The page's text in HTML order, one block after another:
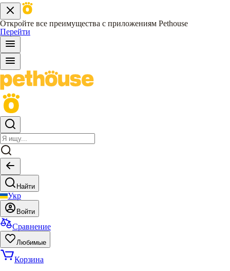
Откройте все преимущества с приложениям Pethouse
Перейти
Найти
Укр
Войти
Сравнение
Любимые
Корзина